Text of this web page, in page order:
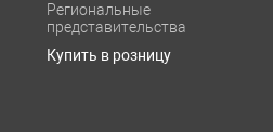
Региональные
представительства
Купить в розницу